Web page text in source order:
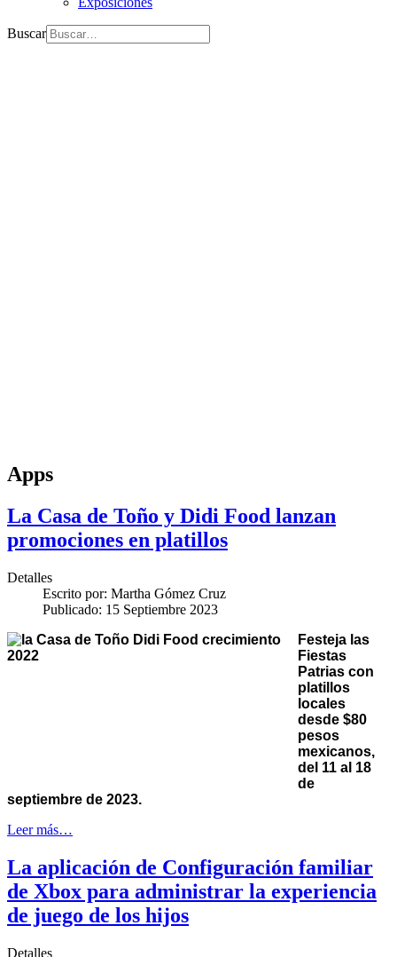
Buscar
Apps
La Casa de Toño y Didi Food lanzan
promociones en platillos
Detalles
Escrito por: Martha Gómez Cruz
Publicado: 15 Septiembre 2023
Festeja las
Fiestas
Patrias con
platillos
locales
desde $80
pesos
mexicanos,
del 11 al 18
de
septiembre de 2023.
Leer más…
La aplicación de Configuración familiar
de Xbox para administrar la experiencia
de juego de los hijos
Detalles